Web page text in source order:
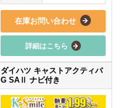
在庫お問い合わせ
詳細はこちら
ダイハツ キャストアクティバ
G SAⅡ ナビ付き